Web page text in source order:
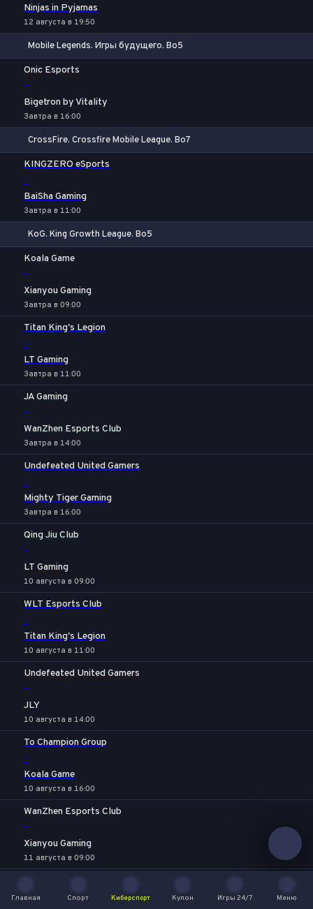
Ninjas in Pyjamas
12 августа в 19:50
Mobile Legends. Игры будущего. Bo5
Onic Esports
-
Bigetron by Vitality
Завтра в 16:00
CrossFire. Crossfire Mobile League. Bo7
KINGZERO eSports
-
BaiSha Gaming
Завтра в 11:00
KoG. King Growth League. Bo5
Koala Game
-
Xianyou Gaming
Завтра в 09:00
Titan King's Legion
-
LT Gaming
Завтра в 11:00
JA Gaming
-
WanZhen Esports Club
Завтра в 14:00
Undefeated United Gamers
-
Mighty Tiger Gaming
Завтра в 16:00
Qing Jiu Club
-
LT Gaming
10 августа в 09:00
WLT Esports Club
-
Titan King's Legion
10 августа в 11:00
Undefeated United Gamers
-
JLY
10 августа в 14:00
To Champion Group
-
Koala Game
10 августа в 16:00
WanZhen Esports Club
-
Xianyou Gaming
11 августа в 09:00
-
Главная
Спорт
Киберспорт
Купон
Игры 24/7
Меню